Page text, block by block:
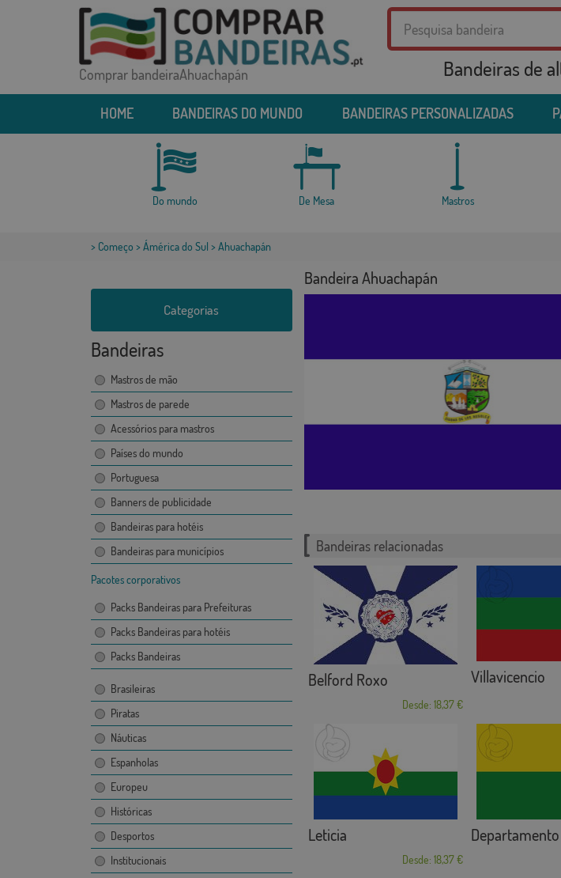
Comprar bandeiraAhuachapán Bandeiras de
HOME BANDEIRAS DO MUNDO BANDEIRAS PERSONALIZADAS
Do mundo De Mesa Mastros
> Começo > Ámérica do Sul > Ahuachapán
Categorias
Bandeiras
Mastros de mão
Mastros de parede
Acessórios para mastros
Países do mundo
Portuguesa
Banners de publicidade
Bandeiras para hotéis
Bandeiras para municípios
Pacotes corporativos
Packs Bandeiras para Prefeituras
Packs Bandeiras para hotéis
Packs Bandeiras
Brasileiras
Piratas
Náuticas
Espanholas
Europeu
Históricas
Desportos
Institucionais
Bandeira Ahuachapán
Bandeiras relacionadas
Belford Roxo
Desde: 18,37 €
Villavicencio
Leticia
Desde: 18,37 €
Departamento